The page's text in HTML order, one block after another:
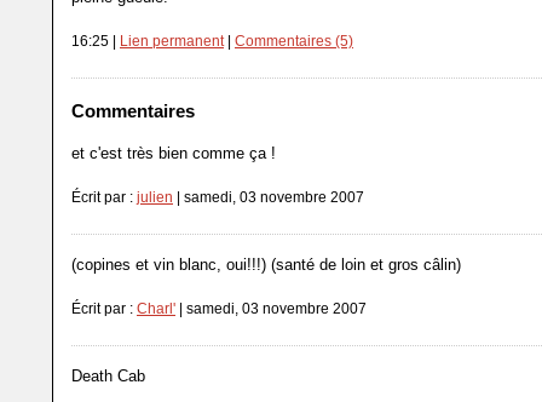
16:25 | Lien permanent| Commentaires (5)
Commentaires
et c'est très bien comme ça !
Écrit par : julien | samedi, 03 novembre 2007
(copines et vin blanc, oui!!!) (santé de loin et gros câlin)
Écrit par : Charl' | samedi, 03 novembre 2007
Death Cab